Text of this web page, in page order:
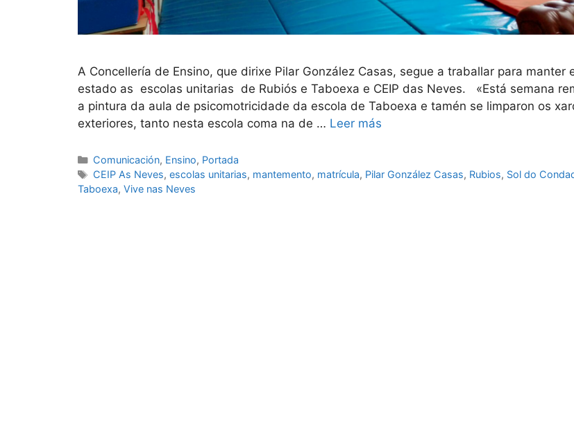
A Concellería de Ensino, que dirixe Pilar González Casas, segue a traballar para manter
estado as escolas unitarias de Rubiós e Taboexa e CEIP das Neves. «Está semana
a pintura da aula de psicomotricidade da escola de Taboexa e tamén se limparon os
exteriores, tanto nesta escola coma na de … Leer más
Comunicación, Ensino, Portada
CEIP As Neves, escolas unitarias, mantemento, matrícula, Pilar González Casas, Rubios, Sol do
Taboexa, Vive nas Neves